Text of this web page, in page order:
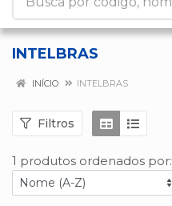
INTELBRAS
INÍCIO INTELBRAS
Filtros
1 produtos ordenados por: